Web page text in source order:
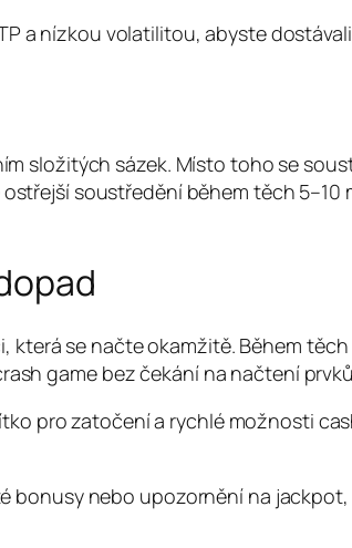
a nízkou volatilitou, abyste
složitých sázek. Místo toho se
soustředění během těch 5–10
která se načte okamžitě. Během
game bez čekání na načtení
pro zatočení a rychlé možnosti
nebo upozornění na